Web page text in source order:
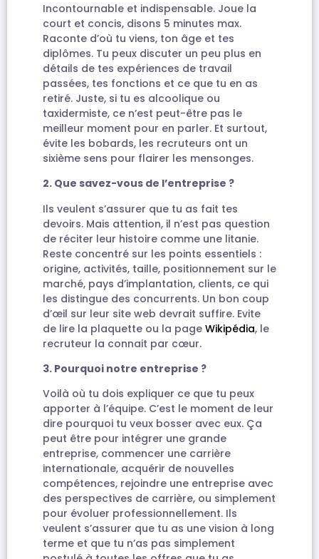
Incontournable et indispensable. Joue la
court et concis, disons 5 minutes max.
Raconte d’où tu viens, ton âge et tes
diplômes. Tu peux discuter un peu plus en
détails de tes expériences de travail
passées, tes fonctions et ce que tu en as
retiré. Juste, si tu es alcoolique ou
taxidermiste, ce n’est peut-être pas le
meilleur moment pour en parler. Et surtout,
évite les bobards, les recruteurs ont un
sixième sens pour flairer les mensonges.
2. Que savez-vous de l’entreprise ?
Ils veulent s’assurer que tu as fait tes
devoirs. Mais attention, il n’est pas question
de réciter leur histoire comme une litanie.
Reste concentré sur les points essentiels :
origine, activités, taille, positionnement sur le
marché, pays d’implantation, clients, ce qui
les distingue des concurrents. Un bon coup
d’œil sur leur site web devrait suffire. Evite
de lire la plaquette ou la page Wikipédia, le
recruteur la connait par cœur.
3. Pourquoi notre entreprise ?
Voilà où tu dois expliquer ce que tu peux
apporter à l’équipe. C’est le moment de leur
dire pourquoi tu veux bosser avec eux. Ça
peut être pour intégrer une grande
entreprise, commencer une carrière
internationale, acquérir de nouvelles
compétences, rejoindre une entreprise avec
des perspectives de carrière, ou simplement
pour évoluer professionnellement. Ils
veulent s’assurer que tu as une vision à long
terme et que tu n’as pas simplement